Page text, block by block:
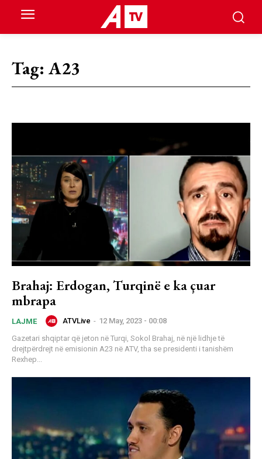
Tag: A23
Brahaj: Erdogan, Turqinë e ka çuar
mbrapa
LAJME ATVLive - 12 May, 2023 - 00:08
Gazetari shqiptar që jeton në Turqi, Sokol Brahaj, në një lidhje të
drejtpërdrejt në emisionin A23 në ATV, tha se presidenti i tanishëm
Rexhep...